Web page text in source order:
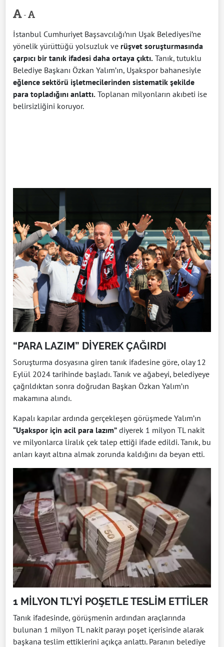
-
İstanbul Cumhuriyet Başsavcılığı’nın Uşak Belediyesi’ne
yönelik yürüttüğü yolsuzluk ve rüşvet soruşturmasında
çarpıcı bir tanık ifadesi daha ortaya çıktı. Tanık, tutuklu
Belediye Başkanı Özkan Yalım’ın, Uşakspor bahanesiyle
eğlence sektörü işletmecilerinden sistematik şekilde
para topladığını anlattı. Toplanan milyonların akıbeti ise
belirsizliğini koruyor.
“PARA LAZIM” DİYEREK ÇAĞIRDI
Soruşturma dosyasına giren tanık ifadesine göre, olay 12
Eylül 2024 tarihinde başladı. Tanık ve ağabeyi, belediyeye
çağrıldıktan sonra doğrudan Başkan Özkan Yalım’ın
makamına alındı.
Kapalı kapılar ardında gerçekleşen görüşmede Yalım’ın
“Uşakspor için acil para lazım” diyerek 1 milyon TL nakit
ve milyonlarca liralık çek talep ettiği ifade edildi. Tanık, bu
anları kayıt altına almak zorunda kaldığını da beyan etti.
1 MİLYON TL’Yİ POŞETLE TESLİM ETTİLER
Tanık ifadesinde, görüşmenin ardından araçlarında
bulunan 1 milyon TL nakit parayı poşet içerisinde alarak
başkana teslim ettiklerini açıkça anlattı. Paranın belediye